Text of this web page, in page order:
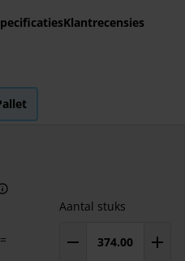
Klantrecensies
=
Aantal stuks